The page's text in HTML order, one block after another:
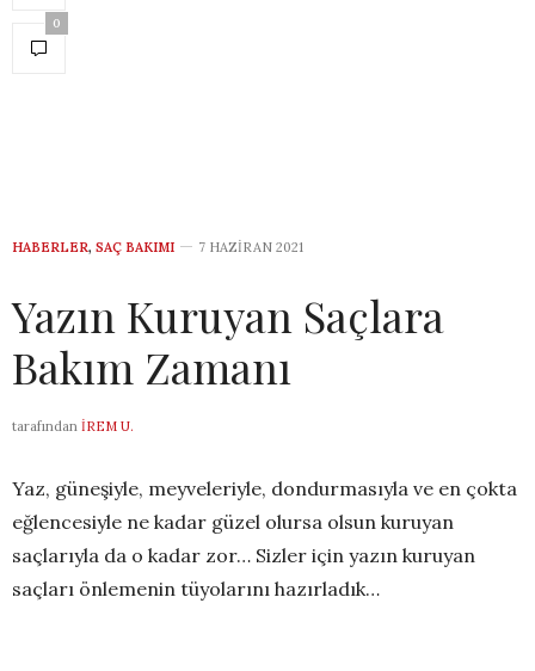
0
HABERLER, SAÇ BAKIMI 7 HAZIRAN 2021
Yazın Kuruyan Saçlara
Bakım Zamanı
tarafından İREM U.
Yaz, güneşiyle, meyveleriyle, dondurmasıyla ve en çokta
eğlencesiyle ne kadar güzel olursa olsun kuruyan
saçlarıyla da o kadar zor… Sizler için yazın kuruyan
saçları önlemenin tüyolarını hazırladık…